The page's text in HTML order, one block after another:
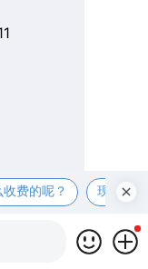
费的呢？ 现在有